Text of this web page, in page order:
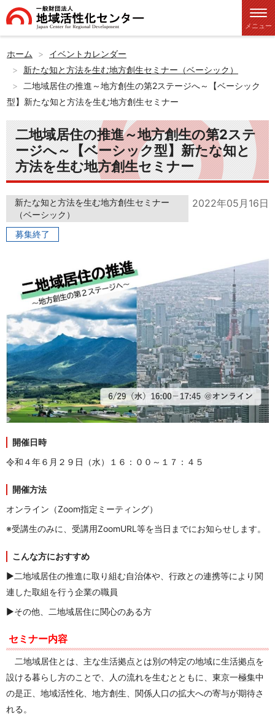
メニュー
ホーム
イベントカレンダー
新たな知と方法を生む地方創生セミナー（ベーシック）
二地域居住の推進～地方創生の第2ステージへ～【ベーシック
型】新たな知と方法を生む地方創生セミナー
二地域居住の推進～地方創生の第2ステ
ージへ～【ベーシック型】新たな知と
方法を生む地方創生セミナー
新たな知と方法を生む地方創生セミナー
（ベーシック）
募集終了
2022年05月16日
開催日時
令和４年６月２９日（水）１６：００～１７：４５
開催方法
オンライン（Zoom指定ミーティング）
※受講生のみに、受講用ZoomURL等を当日までにお知らせします。
こんな方におすすめ
▶二地域居住の推進に取り組む自治体や、行政との連携等により関
連した取組を行う企業の職員
▶その他、二地域居住に関心のある方
セミナー内容
二地域居住とは、主な生活拠点とは別の特定の地域に生活拠点を
設ける暮らし方のことで、人の流れを生むとともに、東京一極集中
の是正、地域活性化、地方創生、関係人口の拡大への寄与が期待さ
れる。